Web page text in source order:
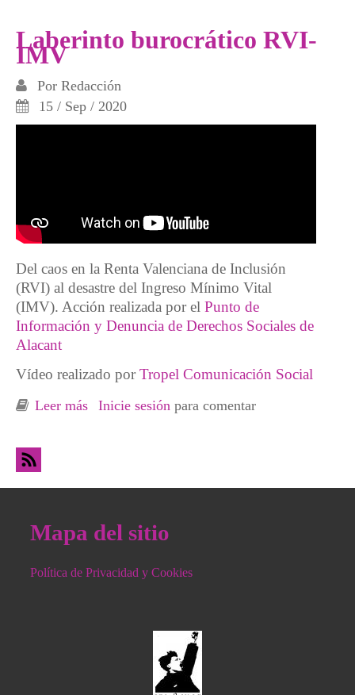
Laberinto burocrático RVI-
IMV
Por Redacción
15 / Sep / 2020
Del caos en la Renta Valenciana de Inclusión
(RVI) al desastre del Ingreso Mínimo Vital
(IMV). Acción realizada por el Punto de
Información y Denuncia de Derechos Sociales de
Alacant
Vídeo realizado porTropel Comunicación Social
Leer más sobre Laberinto burocrático RVI-IMV
Inicie sesión para comentar
Mapa del sitio
Política de Privacidad y Cookies